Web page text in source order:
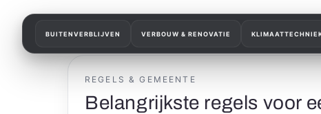
naar de
content
BUITENVERBLIJVEN VERBOUW & RENOVATIE
REGELS & GEMEENTE
Belangrijkste regels voor